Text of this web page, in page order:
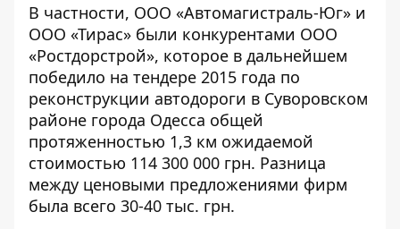
В частности, ООО «Автомагистраль-Юг» и
ООО «Тирас» были конкурентами ООО
«Ростдорстрой», которое в дальнейшем
победило на тендере 2015 года по
реконструкции автодороги в Суворовском
районе города Одесса общей
протяженностью 1,3 км ожидаемой
стоимостью 114 300 000 грн. Разница
между ценовыми предложениями фирм
была всего 30-40 тыс. грн.